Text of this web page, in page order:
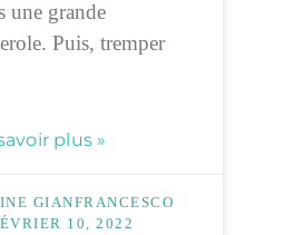
une grande
Puis, tremper
plus »
GIANFRANCESCO
10, 2022